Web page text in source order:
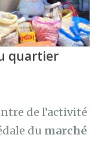
quartier
de l’activité
du marché